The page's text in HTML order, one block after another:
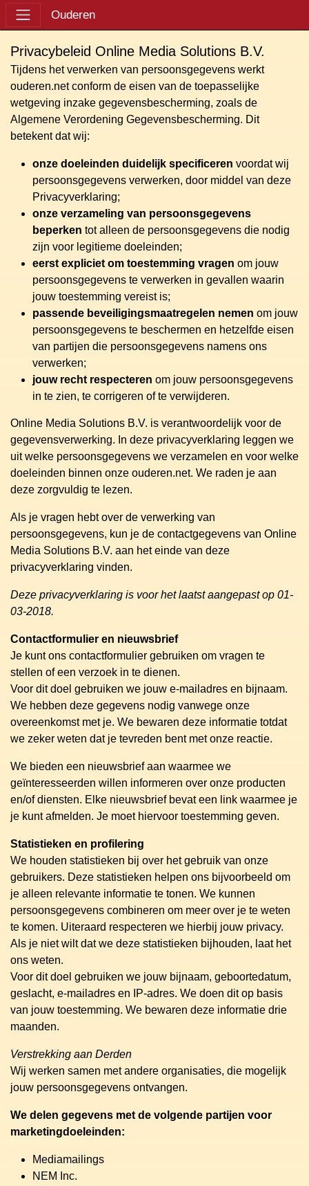
Ouderen
Privacybeleid Online Media Solutions B.V.
Tijdens het verwerken van persoonsgegevens werkt
ouderen.net conform de eisen van de toepasselijke
wetgeving inzake gegevensbescherming, zoals de
Algemene Verordening Gegevensbescherming. Dit
betekent dat wij:
onze doeleinden duidelijk specificeren voordat wij
persoonsgegevens verwerken, door middel van deze
Privacyverklaring;
onze verzameling van persoonsgegevens
beperken tot alleen de persoonsgegevens die nodig
zijn voor legitieme doeleinden;
eerst expliciet om toestemming vragen om jouw
persoonsgegevens te verwerken in gevallen waarin
jouw toestemming vereist is;
passende beveiligingsmaatregelen nemen om jouw
persoonsgegevens te beschermen en hetzelfde eisen
van partijen die persoonsgegevens namens ons
verwerken;
jouw recht respecteren om jouw persoonsgegevens
in te zien, te corrigeren of te verwijderen.
Online Media Solutions B.V. is verantwoordelijk voor de
gegevensverwerking. In deze privacyverklaring leggen we
uit welke persoonsgegevens we verzamelen en voor welke
doeleinden binnen onze ouderen.net. We raden je aan
deze zorgvuldig te lezen.
Als je vragen hebt over de verwerking van
persoonsgegevens, kun je de contactgegevens van Online
Media Solutions B.V. aan het einde van deze
privacyverklaring vinden.
Deze privacyverklaring is voor het laatst aangepast op 01-
03-2018.
Contactformulier en nieuwsbrief
Je kunt ons contactformulier gebruiken om vragen te
stellen of een verzoek in te dienen.
Voor dit doel gebruiken we jouw e-mailadres en bijnaam.
We hebben deze gegevens nodig vanwege onze
overeenkomst met je. We bewaren deze informatie totdat
we zeker weten dat je tevreden bent met onze reactie.
We bieden een nieuwsbrief aan waarmee we
geïnteresseerden willen informeren over onze producten
en/of diensten. Elke nieuwsbrief bevat een link waarmee je
je kunt afmelden. Je moet hiervoor toestemming geven.
Statistieken en profilering
We houden statistieken bij over het gebruik van onze
gebruikers. Deze statistieken helpen ons bijvoorbeeld om
je alleen relevante informatie te tonen. We kunnen
persoonsgegevens combineren om meer over je te weten
te komen. Uiteraard respecteren we hierbij jouw privacy.
Als je niet wilt dat we deze statistieken bijhouden, laat het
ons weten.
Voor dit doel gebruiken we jouw bijnaam, geboortedatum,
geslacht, e-mailadres en IP-adres. We doen dit op basis
van jouw toestemming. We bewaren deze informatie drie
maanden.
Verstrekking aan Derden
Wij werken samen met andere organisaties, die mogelijk
jouw persoonsgegevens ontvangen.
We delen gegevens met de volgende partijen voor
marketingdoeleinden:
Mediamailings
NEM Inc.